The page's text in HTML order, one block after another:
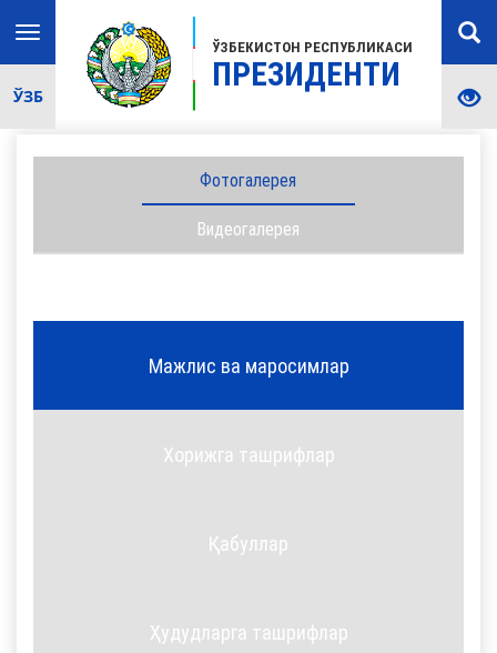
ЎЗБЕКИСТОН РЕСПУБЛИКАСИ
ПРЕЗИДЕНТИ
Toggle
navigation
ЎЗБ
Фотогалерея
Видеогалерея
Мажлис ва маросимлар
Хорижга ташрифлар
Қабуллар
Ҳудудларга ташрифлар